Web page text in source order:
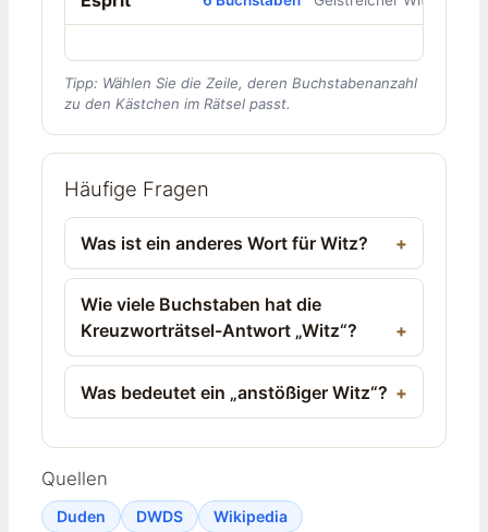
Tipp: Wählen Sie die Zeile, deren Buchstabenanzahl
zu den Kästchen im Rätsel passt.
Häufige Fragen
Was ist ein anderes Wort für Witz?
Wie viele Buchstaben hat die
Kreuzworträtsel-Antwort „Witz“?
Was bedeutet ein „anstößiger Witz“?
Quellen
Duden DWDS
Wikipedia